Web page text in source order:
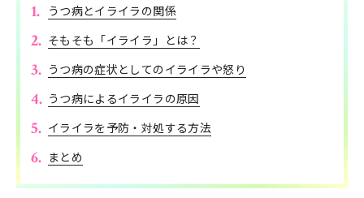
うつ病とイライラの関係
そもそも「イライラ」とは？
うつ病の症状としてのイライラや怒り
うつ病によるイライラの原因
イライラを予防・対処する方法
まとめ